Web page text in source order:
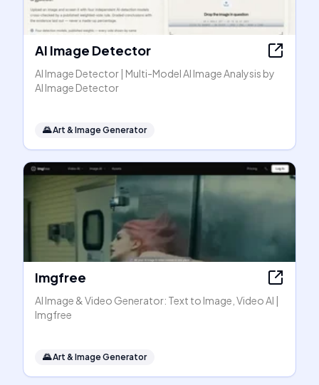
AI Image Detector
AI Image Detector | Multi-Model AI Image Analysis by
AI Image Detector
🌄Art & Image Generator
Imgfree
AI Image & Video Generator: Text to Image, Video AI |
Imgfree
🌄Art & Image Generator